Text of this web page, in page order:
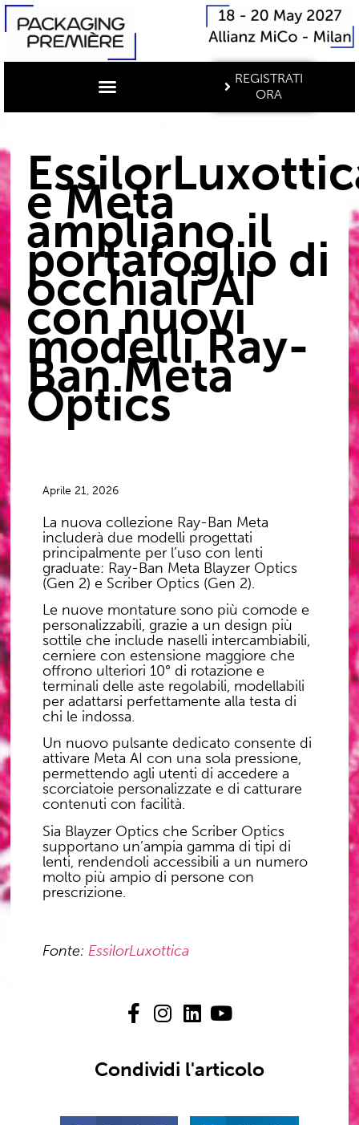
REGISTRATI
ORA
e Meta
ampliano il
portafoglio di
occhiali AI
con nuovi
modelli Ray-
Ban Meta
Optics
Aprile 21, 2026
La nuova collezione Ray-Ban Meta
includerà due modelli progettati
principalmente per l’uso con lenti
graduate: Ray-Ban Meta Blayzer Optics
(Gen 2) e Scriber Optics (Gen 2).
Le nuove montature sono più comode e
personalizzabili, grazie a un design più
sottile che include naselli intercambiabili,
cerniere con estensione maggiore che
offrono ulteriori 10° di rotazione e
terminali delle aste regolabili, modellabili
per adattarsi perfettamente alla testa di
chi le indossa.
Un nuovo pulsante dedicato consente di
attivare Meta AI con una sola pressione,
permettendo agli utenti di accedere a
scorciatoie personalizzate e di catturare
contenuti con facilità.
Sia Blayzer Optics che Scriber Optics
supportano un’ampia gamma di tipi di
lenti, rendendoli accessibili a un numero
molto più ampio di persone con
prescrizione.
Fonte: EssilorLuxottica
Condividi l'articolo